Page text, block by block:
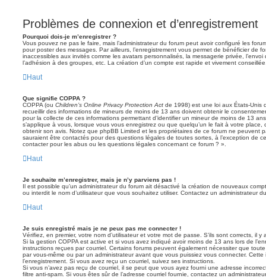
Problèmes de connexion et d’enregistrement
Pourquoi dois-je m’enregistrer ?
Vous pouvez ne pas le faire, mais l’administrateur du forum peut avoir configuré les
pour poster des messages. Par ailleurs, l’enregistrement vous permet de bénéficier de
inaccessibles aux invités comme les avatars personnalisés, la messagerie privée,
l’adhésion à des groupes, etc. La création d’un compte est rapide et vivement
Haut
Que signifie COPPA ?
COPPA (ou Children’s Online Privacy Protection Act de 1998) est une loi aux États-Unis
recueillir des informations de mineurs de moins de 13 ans doivent obtenir le
pour la collecte de ces informations permettant d’identifier un mineur de moins de 13
s’applique à vous, lorsque vous vous enregistrez ou que quelqu’un le fait à votre
obtenir son avis. Notez que phpBB Limited et les propriétaires de ce forum ne peuvent
sauraient être contactés pour des questions légales de toutes sortes, à l’exception de
contacter pour les abus ou les questions légales concernant ce forum ? ».
Haut
Je souhaite m’enregistrer, mais je n’y parviens pas !
Il est possible qu’un administrateur du forum ait désactivé la création de nouveaux
ou interdit le nom d’utilisateur que vous souhaitez utiliser. Contactez un administrateur
Haut
Je suis enregistré mais je ne peux pas me connecter !
Vérifiez, en premier, votre nom d’utilisateur et votre mot de passe. S’ils sont corrects, il y
Si la gestion COPPA est active et si vous avez indiqué avoir moins de 13 ans lors de
instructions reçues par courriel. Certains forums peuvent également nécessiter que
par vous-même ou par un administrateur avant que vous puissiez vous connecter.
l’enregistrement. Si vous avez reçu un courriel, suivez ses instructions.
Si vous n’avez pas reçu de courriel, il se peut que vous ayez fourni une adresse
filtre anti-spam. Si vous êtes sûr de l’adresse courriel fournie, contactez un